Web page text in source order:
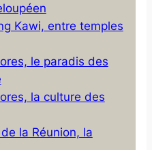
Kawi, entre temples
le paradis des
la culture des
de la Réunion, la